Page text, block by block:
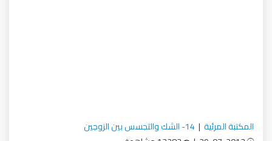
المكتبة المرئية | 14- الشك والتجسس بين الزوجين